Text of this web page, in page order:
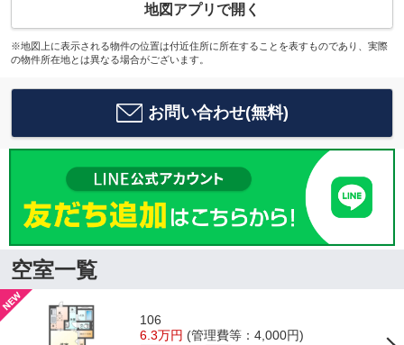
地図アプリで開く
※地図上に表示される物件の位置は付近住所に所在することを表すものであり、実際
の物件所在地とは異なる場合がございます。
お問い合わせ(無料)
空室一覧
106
6.3万円 (管理費等：4,000円)